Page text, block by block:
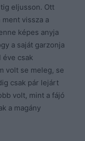
eljusson. Ott
vissza a
képes anyja
a saját garzonja
éve csak
volt se meleg, se
csak pár lejárt
volt, mint a fájó
a magány